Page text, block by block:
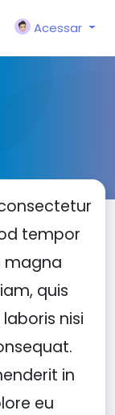
Acessar
tempor
magna
quis
nisi
in
eu